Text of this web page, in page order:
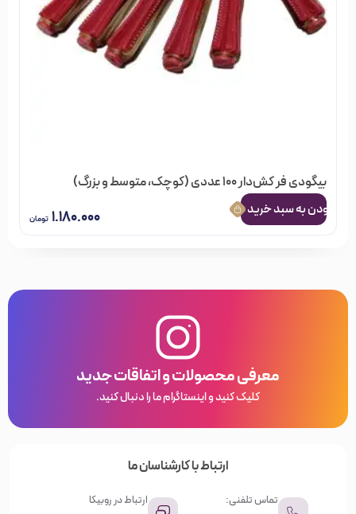
بیگودی فر کش‌دار 100 عددی (کوچک، متوسط و بزرگ)
۱.۱۸۰.۰۰۰ تومان
سایز بزرگ بسته صد عددی
2 در انبار
افزودن به سبد خرید
معرفی محصولات و اتفاقات جدید
کلیک کنید و اینستاگرام ما را دنبال کنید.
ارتباط با کارشناسان ما
تماس تلفنی: ارتباط در روبیکا